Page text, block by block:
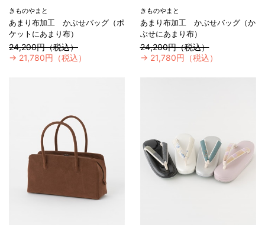
きものやまと
あまり布加工 かぶせバッグ（ポ
ケットにあまり布）
24,200円（税込）
→ 21,780円（税込）
きものやまと
あまり布加工 かぶせバッグ（か
ぶせにあまり布）
24,200円（税込）
→ 21,780円（税込）